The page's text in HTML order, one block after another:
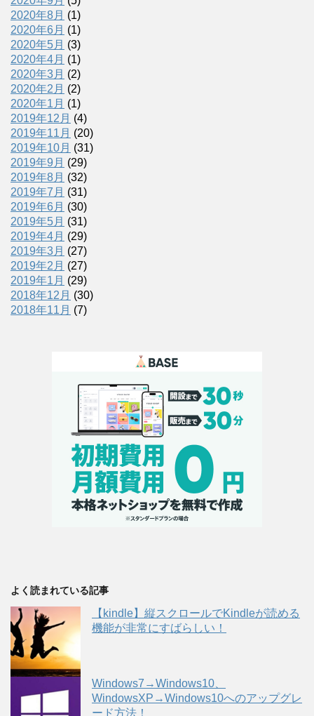
2020年8月 (1)
2020年6月 (1)
2020年5月 (3)
2020年4月 (1)
2020年3月 (2)
2020年2月 (2)
2020年1月 (1)
2019年12月 (4)
2019年11月 (20)
2019年10月 (31)
2019年9月 (29)
2019年8月 (32)
2019年7月 (31)
2019年6月 (30)
2019年5月 (31)
2019年4月 (29)
2019年3月 (27)
2019年2月 (27)
2019年1月 (29)
2018年12月 (30)
2018年11月 (7)
よく読まれている記事
【kindle】縦スクロールでKindleが読める
機能が非常にすばらしい！
Windows7→Windows10、
WindowsXP→Windows10へのアップグレ
ード方法！